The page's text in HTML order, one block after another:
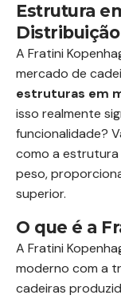
Estrutura
A Fratini
mercado de
estruturas em
isso realmente
funcionalidade?
como a estrutura
peso,
superior.
O que é a
A Fratini
moderno com a
cadeiras